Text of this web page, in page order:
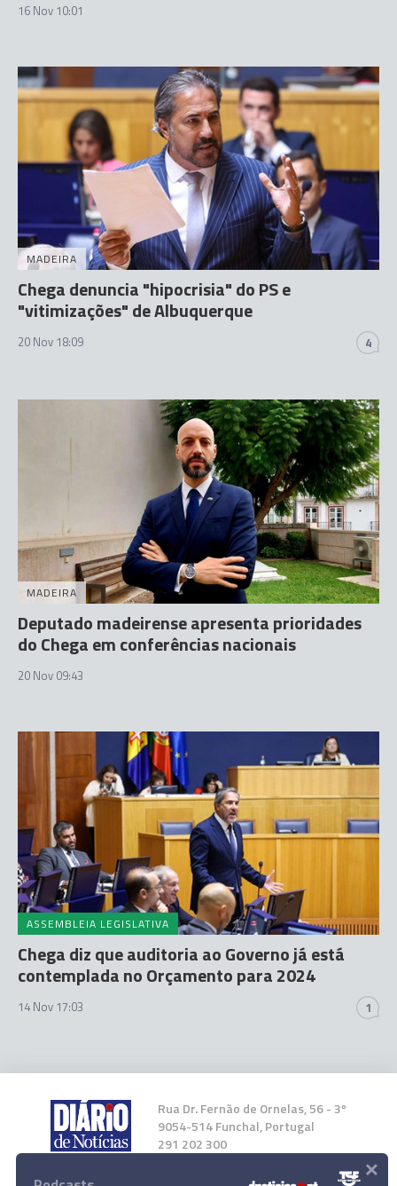
16 Nov 10:01
MADEIRA
Chega denuncia "hipocrisia" do PS e
"vitimizações" de Albuquerque
20 Nov 18:09 4
MADEIRA
Deputado madeirense apresenta prioridades
do Chega em conferências nacionais
20 Nov 09:43
ASSEMBLEIA LEGISLATIVA
Chega diz que auditoria ao Governo já está
contemplada no Orçamento para 2024
14 Nov 17:03 1
Rua Dr. Fernão de Ornelas, 56 - 3º
9054-514 Funchal, Portugal
291 202 300
×